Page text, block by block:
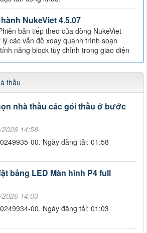
NukeViet 4.5.07
bản tiếp theo của dòng NukeViet
các vấn đề xoay quanh trình soạn
năng block tùy chỉnh trong giao diện
thầu
nhà thầu các gói thầu ở bước
14:58
00. Ngày đăng tải: 01:58
bảng LED Màn hình P4 full
14:03
00. Ngày đăng tải: 01:03